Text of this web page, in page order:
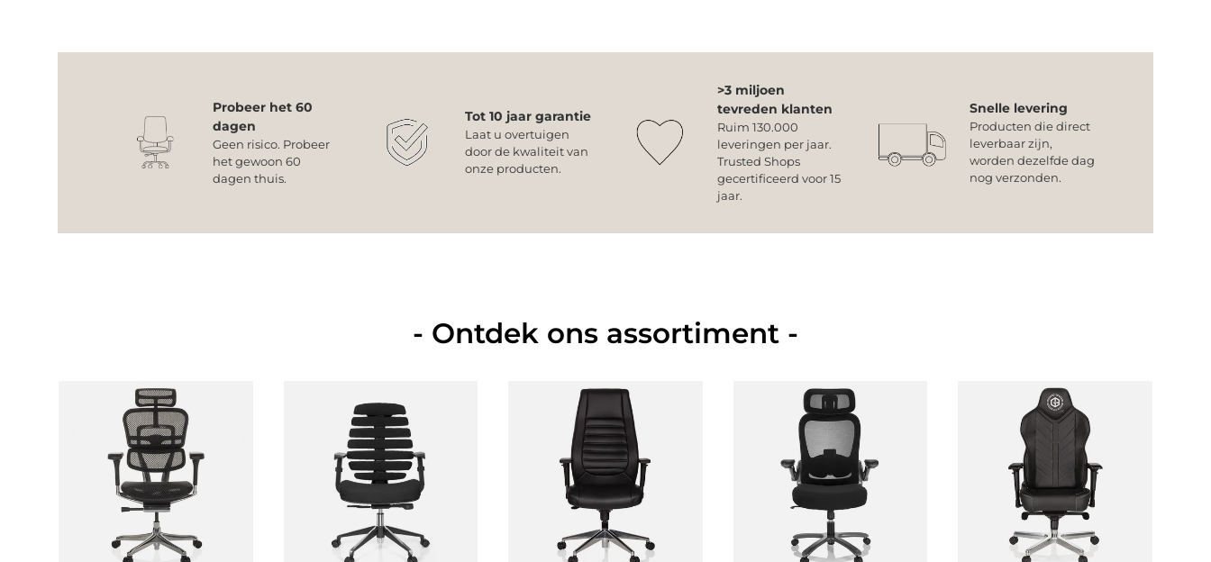
Probeer het 60
dagen
Geen risico. Probeer
het gewoon 60
dagen thuis.
Tot 10 jaar garantie
Laat u overtuigen
door de kwaliteit van
onze producten.
>3 miljoen
tevreden klanten
Ruim 130.000
leveringen per jaar.
Trusted Shops
gecertificeerd voor 15
jaar.
Snelle levering
Producten die direct
leverbaar zijn,
worden dezelfde dag
nog verzonden.
- Ontdek ons assortiment -